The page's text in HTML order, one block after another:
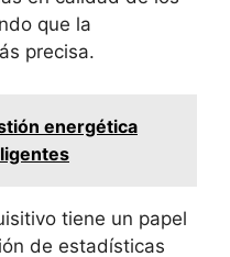
​que la
precisa.
energética
tiene un papel
de estadísticas